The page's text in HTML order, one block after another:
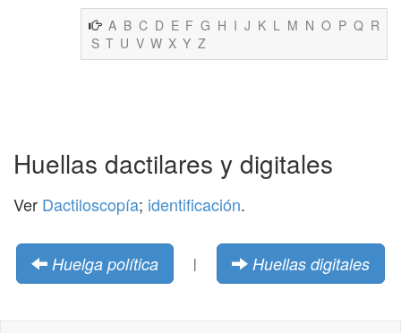
A B C D E F G H I J K L M N O P Q R
S T U V W X Y Z
Huellas dactilares y digitales
Ver Dactiloscopía; identificación.
Huelga política | Huellas digitales